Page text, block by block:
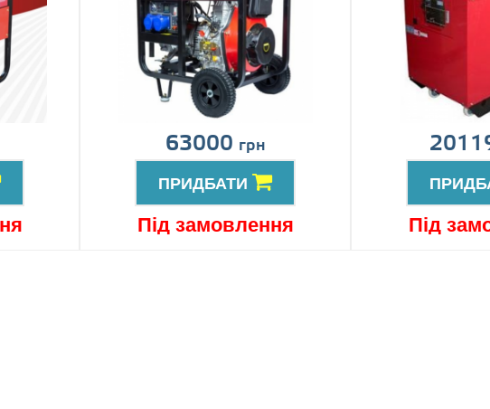
63000 грн
ПРИДБАТИ
Під замовлення Під